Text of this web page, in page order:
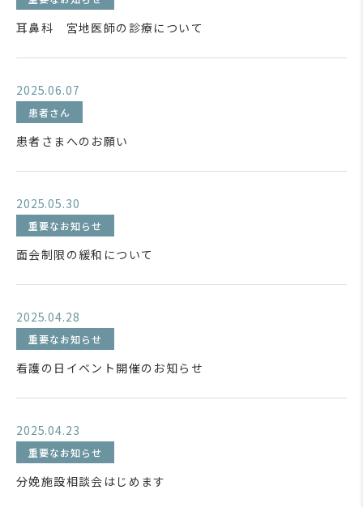
耳鼻科 宮地医師の診療について
2025.06.07
患者さん
患者さまへのお願い
2025.05.30
重要なお知らせ
面会制限の緩和について
2025.04.28
重要なお知らせ
看護の日イベント開催のお知らせ
2025.04.23
重要なお知らせ
分娩施設相談会はじめます